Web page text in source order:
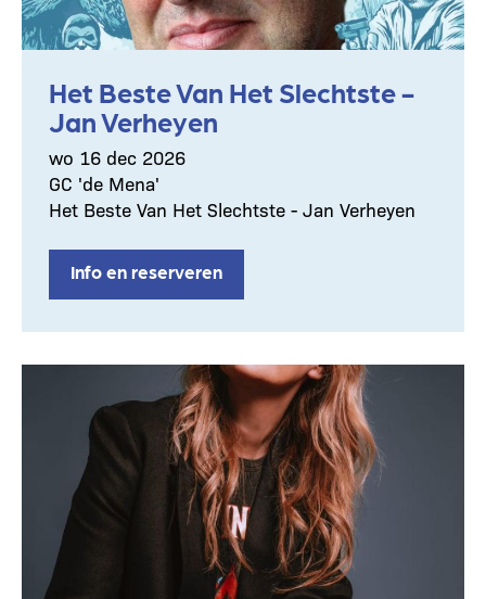
Het Beste Van Het Slechtste -
Jan Verheyen
wo 16 dec 2026
GC 'de Mena'
Het Beste Van Het Slechtste - Jan Verheyen
Info en reserveren